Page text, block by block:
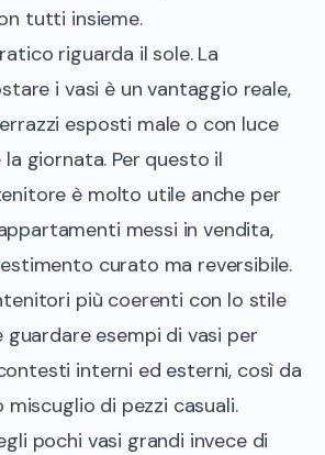
tutti insieme.
riguarda il sole. La
i vasi è un vantaggio reale,
esposti male o con luce
giornata. Per questo il
è molto utile anche per
messi in vendita,
curato ma reversibile.
più coerenti con lo stile
guardare esempi di vasi per
interni ed esterni, così da
miscuglio di pezzi casuali.
pochi vasi grandi invece di